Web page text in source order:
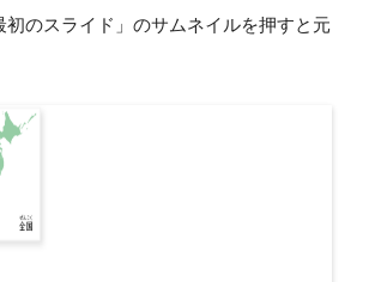
初のスライド」のサムネイルを押すと元